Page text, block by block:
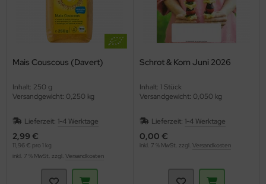
Mais Couscous (Davert)
Inhalt: 250 g
Versandgewicht: 0,250 kg
Lieferzeit: 1-4 Werktage
2,99 €
11,96 € pro 1 kg
inkl. 7 % MwSt. zzgl. Versandkosten
Schrot & Korn Juni 2026
Inhalt: 1 Stück
Versandgewicht: 0,050 kg
Lieferzeit: 1-4 Werktage
0,00 €
inkl. 7 % MwSt. zzgl. Versandkosten